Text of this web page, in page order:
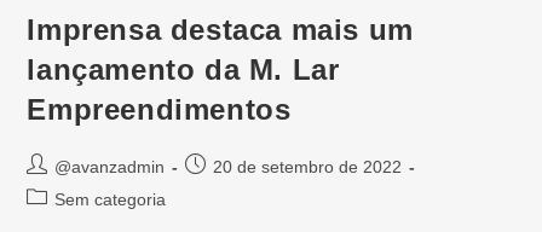
Imprensa destaca mais um
lançamento da M. Lar
Empreendimentos
@avanzadmin
20 de setembro de 2022
Sem categoria